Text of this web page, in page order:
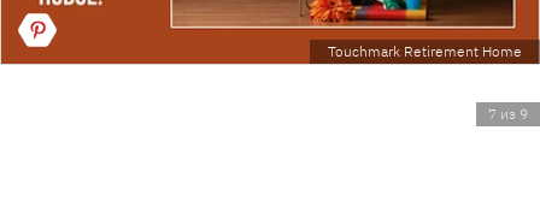
Touchmark Retirement Home
7 из 9